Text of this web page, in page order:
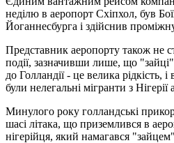
неділю в аеропорт Схіпхол, був
Йоганнесбурга і здійснив
Представник аеропорту також не
події, зазначивши лише, що
до Голландії - це велика рідкість,
були нелегальні мігранти з Нігерії
Минулого року голландські
шасі літака, що приземлився в
нігерійця, який намагався